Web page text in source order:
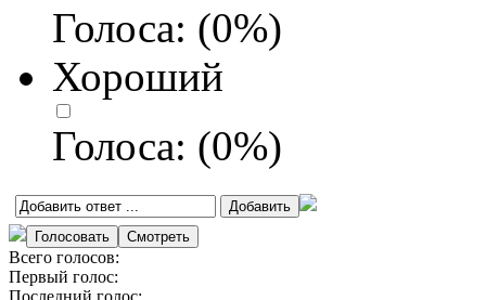
Голоса: (0%)
Хороший
Голоса: (0%)
Всего голосов:
Первый голос:
Последний голос: